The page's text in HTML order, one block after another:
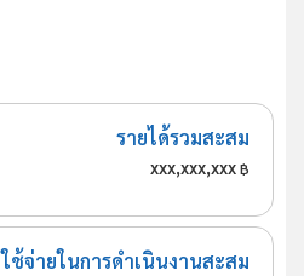
รายได้รวมสะสม
xxx,xxx,xxx฿
ช้จ่ายในการดำเนินงานสะสม